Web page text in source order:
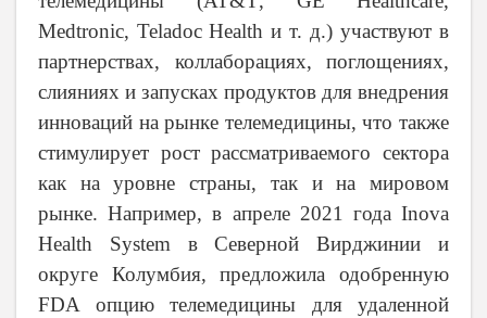
Medtronic, Teladoc Health и т. д.) участвуют в
партнерствах, коллаборациях, поглощениях,
слияниях и запусках продуктов для внедрения
инноваций на рынке телемедицины, что также
стимулирует рост рассматриваемого сектора
как на уровне страны, так и на мировом
рынке. Например, в апреле 2021 года Inova
Health System в Северной Вирджинии и
округе Колумбия, предложила одобренную
FDA опцию телемедицины для удаленной